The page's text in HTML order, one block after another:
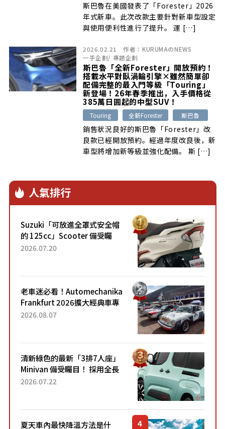
斯巴魯在美國發表了「Forester」2026
年式新車。此次改款主要針對新車型設定
與使用便利性進行了提升。 運 […]
2026.02.21 作者： KURUMAのNEWS
一手企劃/ 專題企劃
斯巴魯「全新Forester」開放預約！
搭載水平對臥渦輪引擎×雖然簡單卻
配備完整的最入門等級「Touring」
新登場！26年春季推出，入手價格從
385萬日圓起的中型SUV！
Touring 全新Forester 斯巴魯
銷售狀況良好的斯巴魯「Forester」改
良款已經開放預約。經過年度改良後，新
車型將增加新等級並強化配備。 斯 […]
人氣排行
Suzuki「可放進全罩式安全帽
的 125cc」Scooter 備受矚
目！採用全新流線設計與各項
2026.07.20
老車迷必看！Automechanika
Frankfurt 2026擴大經典車專
區 1954年珍稀古董車現場修復
2026.08.07
清新綠色的最新「3排7人座」
Minivan 備受矚目！ 採用全長
4.7公尺剛剛好的車身尺寸與
2026.07.22
夏天車內最快降溫方法是什